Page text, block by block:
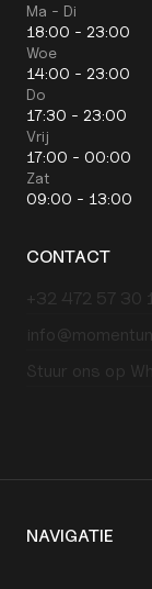
Ma - Di
18:00 - 23:00
Woe
14:00 - 23:00
Do
17:30 - 23:00
Vrij
17:00 - 00:00
Zat
09:00 - 13:00
CONTACT
‭+32 472 57 30
Stuur ons op
NAVIGATIE